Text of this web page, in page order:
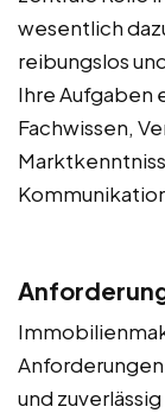
wesentlich
reibungslos
Ihre Aufgaben
Fachwissen,
und